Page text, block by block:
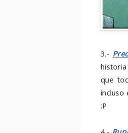
3.-
que
incluso
:P